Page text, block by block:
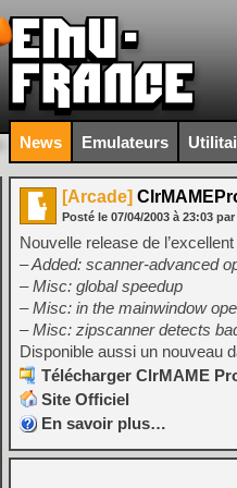
News Emulateurs
[Arcade]
Posté le 07/04/2003 à 23:03 par
Nouvelle release de
– Added: scanner-advanced
– Misc: global speedup
– Misc: in the mainwindow
– Misc: zipscanner detects
Disponible aussi un nouveau
Télécharger ClrMAME
Site Officiel
En savoir plus…